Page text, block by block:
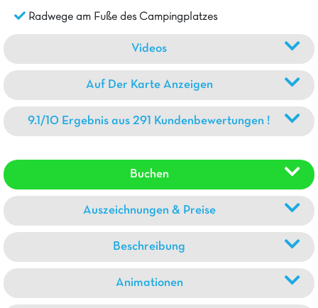
Radwege am Fuße des Campingplatzes
Videos
Auf Der Karte Anzeigen
9.1/10 Ergebnis aus 291 Kundenbewertungen !
Buchen
Auszeichnungen & Preise
Beschreibung
Animationen